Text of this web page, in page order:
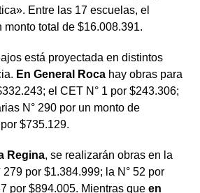
Entre las 17 escuelas, el
total de $16.008.391.
está proyectada en distintos
En General Rocahay obras para
el CET N° 1 por $243.306;
N° 290 por un monto de
$735.129.
Regina, se realizarán obras en la
por $1.384.999; la N° 52 por
por $894.005. Mientras que en